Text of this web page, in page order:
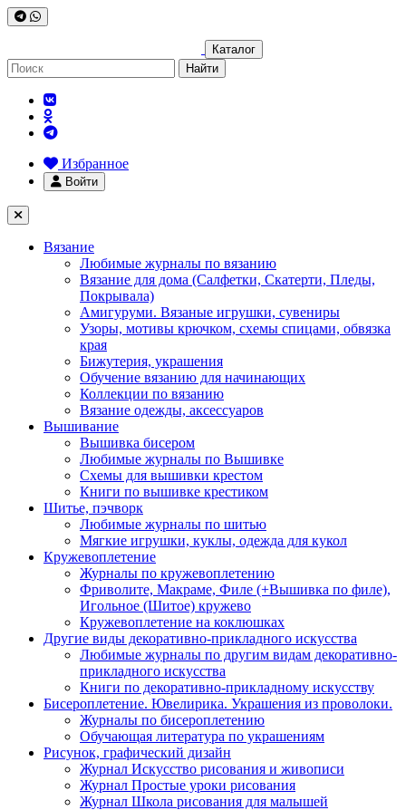
Каталог
Найти
Избранное
Войти
Вязание
Любимые журналы по вязанию
Вязание для дома (Салфетки, Скатерти, Пледы,
Покрывала)
Амигуруми. Вязаные игрушки, сувениры
Узоры, мотивы крючком, схемы спицами, обвязка
края
Бижутерия, украшения
Обучение вязанию для начинающих
Коллекции по вязанию
Вязание одежды, аксессуаров
Вышивание
Вышивка бисером
Любимые журналы по Вышивке
Схемы для вышивки крестом
Книги по вышивке крестиком
Шитье, пэчворк
Любимые журналы по шитью
Мягкие игрушки, куклы, одежда для кукол
Кружевоплетение
Журналы по кружевоплетению
Фриволите, Макраме, Филе (+Вышивка по филе),
Игольное (Шитое) кружево
Кружевоплетение на коклюшках
Другие виды декоративно-прикладного искусства
Любимые журналы по другим видам декоративно-
прикладного искусства
Книги по декоративно-прикладному искусству
Бисероплетение. Ювелирика. Украшения из проволоки.
Журналы по бисероплетению
Обучающая литература по украшениям
Рисунок, графический дизайн
Журнал Искусство рисования и живописи
Журнал Простые уроки рисования
Журнал Школа рисования для малышей